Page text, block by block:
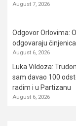
August 7, 2026
Odgovor Orlovima:
odgovaraju
August 6, 2026
Luka Vildoza:
sam davao 100
radim i u Partizanu
August 6, 2026